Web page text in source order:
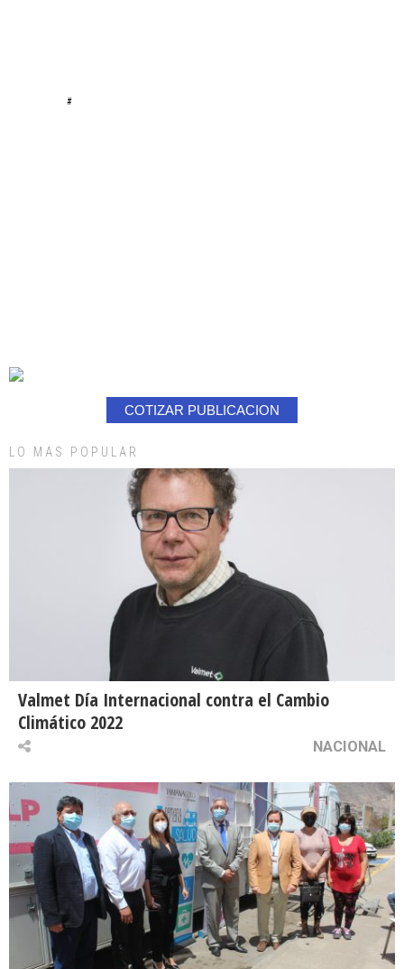
#
COTIZAR PUBLICACION
LO MAS POPULAR
Valmet Día Internacional contra el Cambio
Climático 2022
NACIONAL